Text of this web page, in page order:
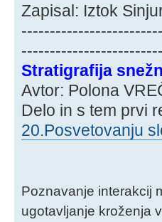
Zapisal: Iztok
Stratigrafija
Avtor: Polona
Delo in s tem prvi
20.Posvetovanju
Poznavanje interakcij
ugotavljanje kroženja